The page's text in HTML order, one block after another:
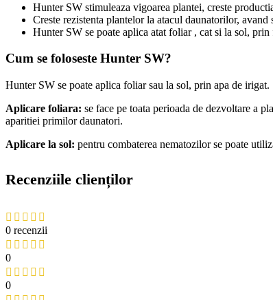
Hunter SW stimuleaza vigoarea plantei, creste
Creste rezistenta plantelor la atacul daunatorilor,
Hunter SW se poate aplica atat foliar , cat si la sol,
Cum se foloseste Hunter SW?
Hunter SW se poate aplica foliar sau la sol, prin apa de irigat.
Aplicare foliara: se face pe toata perioada de dezvoltare a
aparitiei primilor daunatori.
Aplicare la sol: pentru combaterea nematozilor se poate
Recenziile clienților
0 recenzii
0
0